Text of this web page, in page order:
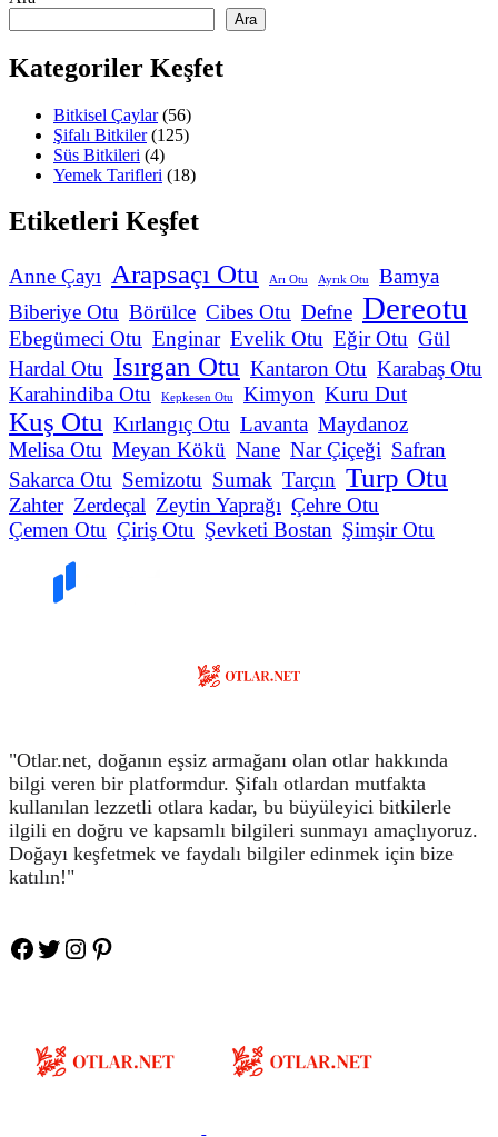
Ara
Kategoriler Keşfet
Bitkisel Çaylar(56)
Şifalı Bitkiler(125)
Süs Bitkileri (4)
Yemek Tarifleri (18)
Etiketleri Keşfet
Anne Çayı Arapsaçı Otu Arı Otu Ayrık Otu
Bamya
Biberiye Otu Börülce Cibes Otu Defne Dereotu
Ebegümeci Otu Enginar Evelik Otu Eğir Otu Gül
Hardal Otu Isırgan Otu Kantaron Otu Karabaş Otu
Karahindiba Otu
Kepkesen Otu Kimyon Kuru Dut
Kuş Otu Kırlangıç Otu Lavanta Maydanoz
Melisa Otu Meyan Kökü Nane Nar Çiçeği Safran
Sakarca Otu Semizotu Sumak Tarçın Turp Otu
Zahter Zerdeçal Zeytin Yaprağı Çehre Otu
Çemen Otu Çiriş Otu Şevketi Bostan Şimşir Otu
"Otlar.net, doğanın eşsiz armağanı olan otlar hakkında
bilgi veren bir platformdur. Şifalı otlardan mutfakta
kullanılan lezzetli otlara kadar, bu büyüleyici bitkilerle
ilgili en doğru ve kapsamlı bilgileri sunmayı amaçlıyoruz.
Doğayı keşfetmek ve faydalı bilgiler edinmek için bize
katılın!"
Facebook
Twitter
Instagram
Pinteres